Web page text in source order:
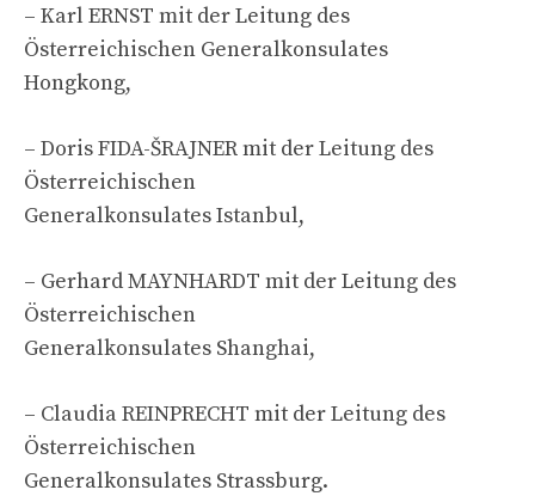
– Karl ERNST mit der Leitung des
Österreichischen Generalkonsulates
Hongkong,
– Doris FIDA-ŠRAJNER mit der Leitung des
Österreichischen
Generalkonsulates Istanbul,
– Gerhard MAYNHARDT mit der Leitung des
Österreichischen
Generalkonsulates Shanghai,
– Claudia REINPRECHT mit der Leitung des
Österreichischen
Generalkonsulates Strassburg.